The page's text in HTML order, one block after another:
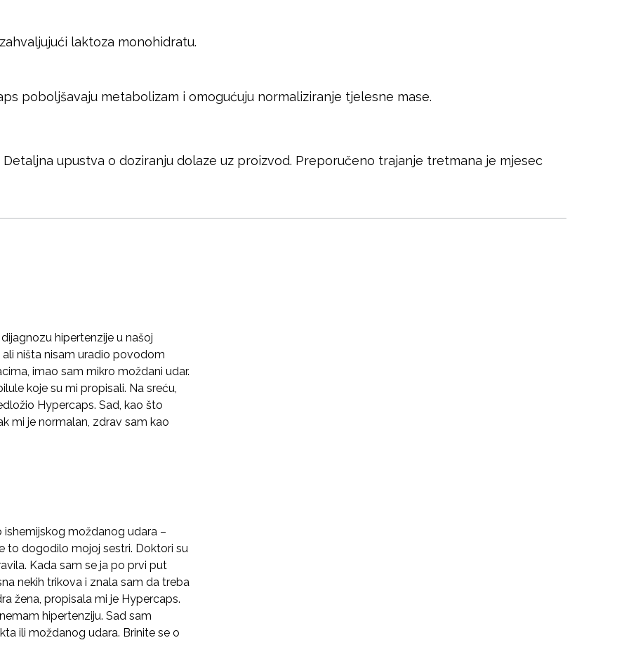
laktoza monohidratu.
poboljšavaju metabolizam i omogućuju normaliziranje tjelesne mase.
upustva o doziranju dolaze uz proizvod. Preporučeno trajanje tretmana je mjesec
hipertenzije u našoj
ali ništa nisam uradio povodom
imao sam mikro moždani udar.
koje su mi propisali. Na sreću,
Hypercaps. Sad, kao što
mi je normalan, zdrav sam kao
moždanog udara –
to dogodilo mojoj sestri. Doktori su
Kada sam se ja po prvi put
nekih trikova i znala sam da treba
žena, propisala mi je Hypercaps.
hipertenziju. Sad sam
ili moždanog udara. Brinite se o